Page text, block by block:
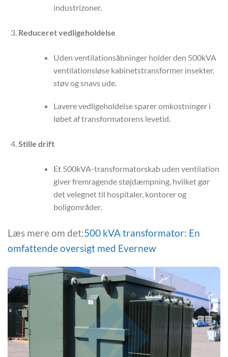
industrizoner.
Reduceret vedligeholdelse
Uden ventilationsåbninger holder den 500kVA
ventilationsløse kabinetstransformer insekter,
støv og snavs ude.
Lavere vedligeholdelse sparer omkostninger i
løbet af transformatorens levetid.
Stille drift
Et 500kVA-transformatorskab uden ventilation
giver fremragende støjdæmpning, hvilket gør
det velegnet til hospitaler, kontorer og
boligområder.
Læs mere om det:500 kVA transformator: En
omfattende oversigt med Evernew